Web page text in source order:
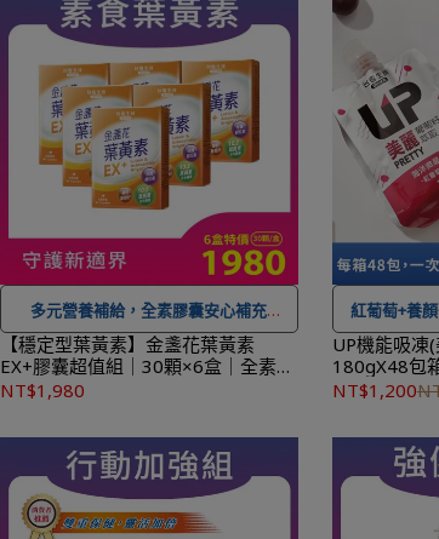
多元營養補給，全素膠囊安心補充
★ 可宅配到府&超商取貨，全館滿 NT$
1,500 免運費，另有離島7-11超取服務。
★ 登入會員訂購，管理訂單更方便，還
可累積紅利點數，一點抵一元！
到貨時間參考：訂購完成後，下個工
作天出貨，出貨後物流預計1-3個工作天
送達。
【穩定型葉黃素】金盞花葉黃素
EX+膠囊超值組｜30顆×6盒｜全素｜
效期至2027.10.23
NT$1,980
紅葡萄+養
★ 可宅配到
★ 登入會員
累積
到貨時間
UP機能吸凍
180gX48包
NT$1,200